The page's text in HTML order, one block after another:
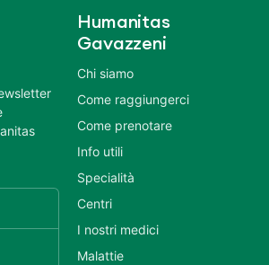
Humanitas
Gavazzeni
Chi siamo
Come raggiungerci
Come prenotare
Info utili
Specialità
Centri
I nostri medici
Malattie